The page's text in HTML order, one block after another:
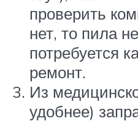
проверить
нет, то пила
потребуется
ремонт.
Из
удобнее)